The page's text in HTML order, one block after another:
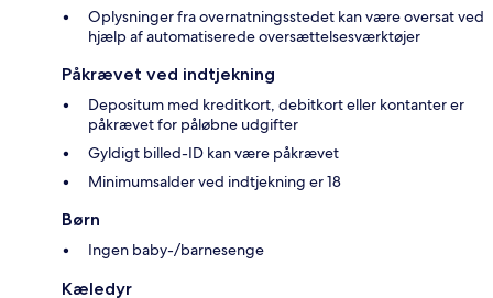
Oplysninger fra overnatningsstedet kan være oversat ved
hjælp af automatiserede oversættelsesværktøjer
Påkrævet ved indtjekning
Depositum med kreditkort, debitkort eller kontanter er
påkrævet for påløbne udgifter
Gyldigt billed-ID kan være påkrævet
Minimumsalder ved indtjekning er 18
Børn
Ingen baby-/barnesenge
Kæledyr